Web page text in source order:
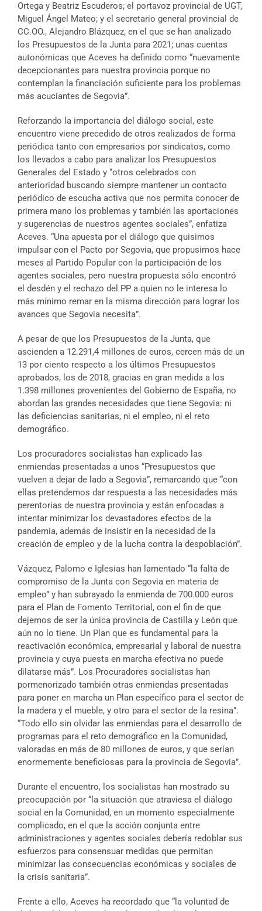
Ortega y Beatriz Escuderos; el portavoz provincial de UGT,
Miguel Ángel Mateo; y el secretario general provincial de
CC.OO., Alejandro Blázquez, en el que se han analizado
los Presupuestos de la Junta para 2021; unas cuentas
autonómicas que Aceves ha definido como “nuevamente
decepcionantes para nuestra provincia porque no
contemplan la financiación suficiente para los problemas
más acuciantes de Segovia”.
Reforzando la importancia del diálogo social, este
encuentro viene precedido de otros realizados de forma
periódica tanto con empresarios por sindicatos, como
los llevados a cabo para analizar los Presupuestos
Generales del Estado y “otros celebrados con
anterioridad buscando siempre mantener un contacto
periódico de escucha activa que nos permita conocer de
primera mano los problemas y también las aportaciones
y sugerencias de nuestros agentes sociales”, enfatiza
Aceves. “Una apuesta por el diálogo que quisimos
impulsar con el Pacto por Segovia, que propusimos hace
meses al Partido Popular con la participación de los
agentes sociales, pero nuestra propuesta sólo encontró
el desdén y el rechazo del PP a quien no le interesa lo
más mínimo remar en la misma dirección para lograr los
avances que Segovia necesita”.
A pesar de que los Presupuestos de la Junta, que
ascienden a 12.291,4 millones de euros, cercen más de un
13 por ciento respecto a los últimos Presupuestos
aprobados, los de 2018, gracias en gran medida a los
1.398 millones provenientes del Gobierno de España, no
abordan las grandes necesidades que tiene Segovia: ni
las deficiencias sanitarias, ni el empleo, ni el reto
demográfico.
Los procuradores socialistas han explicado las
enmiendas presentadas a unos “Presupuestos que
vuelven a dejar de lado a Segovia”, remarcando que “con
ellas pretendemos dar respuesta a las necesidades más
perentorias de nuestra provincia y están enfocadas a
intentar minimizar los devastadores efectos de la
pandemia, además de insistir en la necesidad de la
creación de empleo y de la lucha contra la despoblación”.
Vázquez, Palomo e Iglesias han lamentado “la falta de
compromiso de la Junta con Segovia en materia de
empleo” y han subrayado la enmienda de 700.000 euros
para el Plan de Fomento Territorial, con el fin de que
dejemos de ser la única provincia de Castilla y León que
aún no lo tiene. Un Plan que es fundamental para la
reactivación económica, empresarial y laboral de nuestra
provincia y cuya puesta en marcha efectiva no puede
dilatarse más”. Los Procuradores socialistas han
pormenorizado también otras enmiendas presentadas
para poner en marcha un Plan específico para el sector de
la madera y el mueble, y otro para el sector de la resina”.
“Todo ello sin olvidar las enmiendas para el desarrollo de
programas para el reto demográfico en la Comunidad,
valoradas en más de 80 millones de euros, y que serían
enormemente beneficiosas para la provincia de Segovia”.
Durante el encuentro, los socialistas han mostrado su
preocupación por “la situación que atraviesa el diálogo
social en la Comunidad, en un momento especialmente
complicado, en el que la acción conjunta entre
administraciones y agentes sociales debería redoblar sus
esfuerzos para consensuar medidas que permitan
minimizar las consecuencias económicas y sociales de
la crisis sanitaria”.
Frente a ello, Aceves ha recordado que “la voluntad de